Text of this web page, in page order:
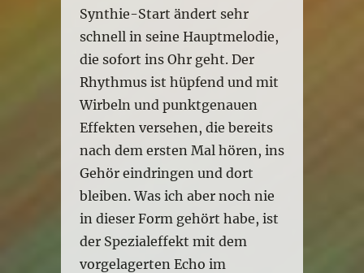
Synthie-Start ändert sehr
schnell in seine Hauptmelodie,
die sofort ins Ohr geht. Der
Rhythmus ist hüpfend und mit
Wirbeln und punktgenauen
Effekten versehen, die bereits
nach dem ersten Mal hören, ins
Gehör eindringen und dort
bleiben. Was ich aber noch nie
in dieser Form gehört habe, ist
der Spezialeffekt mit dem
vorgelagerten Echo im